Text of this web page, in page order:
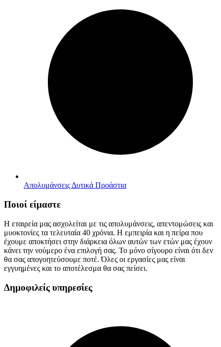
Απολυμάνσεις Δυτικά Προάστια
Ποιοί είμαστε
Η εταιρεία μας ασχολείται με τις απολυμάνσεις, απεντομώσεις και
μυοκτονίες τα τελευταία 40 χρόνια. Η εμπειρία και η πείρα που
έχουμε αποκτήσει στην διάρκεια όλων αυτών των ετών μας έχουν
κάνει την νούμερο ένα επιλογή σας. Το μόνο σίγουρο είναι ότι δεν
θα σας απογοητεύσουμε ποτέ. Όλες οι εργασίες μας είναι
εγγυημένες και το αποτέλεσμα θα σας πείσει.
Δημοφιλείς υπηρεσίες